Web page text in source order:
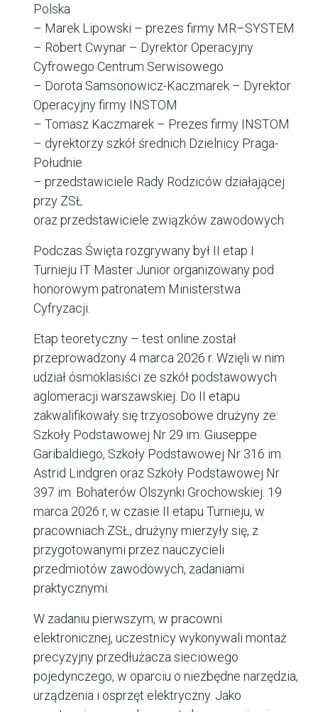
Polska
– Marek Lipowski – prezes firmy MR–SYSTEM
– Robert Cwynar – Dyrektor Operacyjny
Cyfrowego Centrum Serwisowego
– Dorota Samsonowicz-Kaczmarek – Dyrektor
Operacyjny firmy INSTOM
– Tomasz Kaczmarek – Prezes firmy INSTOM
– dyrektorzy szkół średnich Dzielnicy Praga-
Południe
– przedstawiciele Rady Rodziców działającej
przy ZSŁ
oraz przedstawiciele związków zawodowych
Podczas Święta rozgrywany był II etap I
Turnieju IT Master Junior organizowany pod
honorowym patronatem Ministerstwa
Cyfryzacji.
Etap teoretyczny – test online został
przeprowadzony 4 marca 2026 r. Wzięli w nim
udział ósmoklasiści ze szkół podstawowych
aglomeracji warszawskiej. Do II etapu
zakwalifikowały się trzyosobowe drużyny ze:
Szkoły Podstawowej Nr 29 im. Giuseppe
Garibaldiego, Szkoły Podstawowej Nr 316 im.
Astrid Lindgren oraz Szkoły Podstawowej Nr
397 im. Bohaterów Olszynki Grochowskiej. 19
marca 2026 r, w czasie II etapu Turnieju, w
pracowniach ZSŁ, drużyny mierzyły się, z
przygotowanymi przez nauczycieli
przedmiotów zawodowych, zadaniami
praktycznymi.
W zadaniu pierwszym, w pracowni
elektronicznej, uczestnicy wykonywali montaż
precyzyjny przedłużacza sieciowego
pojedynczego, w oparciu o niezbędne narzędzia,
urządzenia i osprzęt elektryczny. Jako